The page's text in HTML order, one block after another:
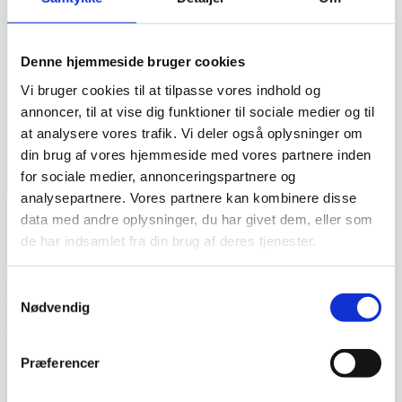
Denne hjemmeside bruger cookies
Vi bruger cookies til at tilpasse vores indhold og
annoncer, til at vise dig funktioner til sociale medier og til
at analysere vores trafik. Vi deler også oplysninger om
din brug af vores hjemmeside med vores partnere inden
for sociale medier, annonceringspartnere og
analysepartnere. Vores partnere kan kombinere disse
data med andre oplysninger, du har givet dem, eller som
de har indsamlet fra din brug af deres tjenester.
Nødvendig
Præferencer
Priser
Online booking
Kontakt
Klinik Velvære – Zoneterapi og massage i
Odense
om mig, de ydelser jeg tilbyder, og bestille tid via online
Registreret Alternativ Behandler